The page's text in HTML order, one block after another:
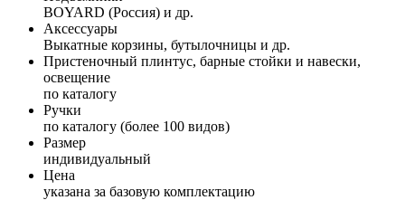
BOYARD (Россия) и др.
Аксессуары
Выкатные корзины, бутылочницы и др.
Пристеночный плинтус, барные стойки и навески,
освещение
по каталогу
Ручки
по каталогу (более 100 видов)
Размер
индивидуальный
Цена
указана за базовую комплектацию